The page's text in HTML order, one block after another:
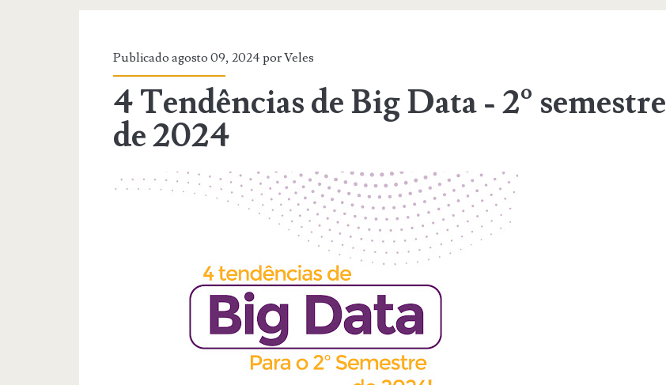
Publicado agosto 09, 2024 porVeles
4 Tendências de Big Data - 2º semestre
de 2024